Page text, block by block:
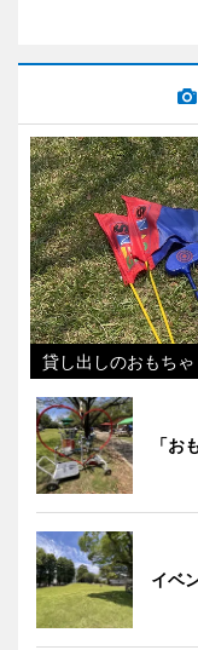
貸し出しのおもちゃ
「お
イベ